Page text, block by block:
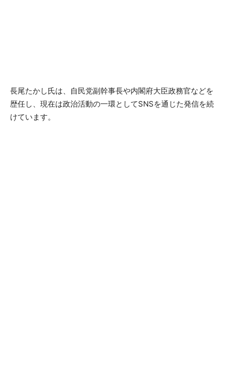
長尾たかし氏は、自民党副幹事長や内閣府大臣政務官などを
歴任し、現在は政治活動の一環としてSNSを通じた発信を続
けています。